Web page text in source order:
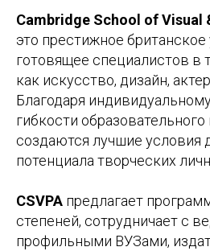
Cambridge School of Visual
это престижное
готовящее специалистов в
как искусство, дизайн,
Благодаря
гибкости
создаются лучшие условия
потенциала творческих
CSVPA предлагает
степеней, сотрудничает с
профильными ВУЗами,